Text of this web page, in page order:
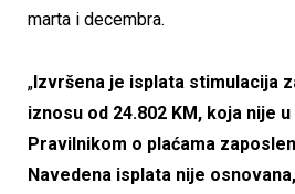
marta i decembra.
„ Izvršena je isplata stimulacija
iznosu od 24.802 KM, koja nije
Pravilnikom o plaćama
Navedena isplata nije